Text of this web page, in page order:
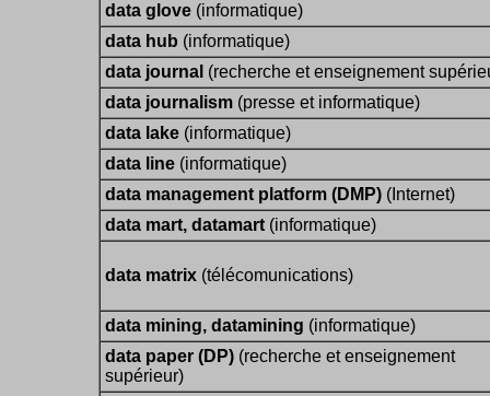
data glove (informatique)
data hub (informatique)
data journal (recherche et enseignement
data journalism (presse et informatique)
data lake (informatique)
data line (informatique)
data management platform (DMP) (Internet)
data mart, datamart (informatique)
data matrix (télécomunications)
data mining, datamining (informatique)
data paper (DP) (recherche et enseignement
supérieur)